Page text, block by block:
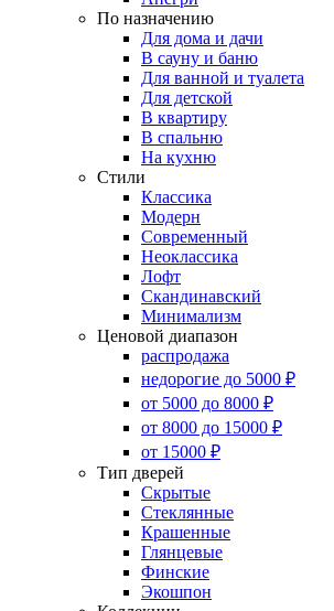
По назначению
Для дома и дачи
В сауну и баню
Для ванной и туалета
Для детской
В квартиру
В спальню
На кухню
Стили
Классика
Модерн
Современный
Неоклассика
Лофт
Скандинавский
Минимализм
Ценовой диапазон
распродажа
недорогие до 5000 ₽
от 5000 до 8000 ₽
от 8000 до 15000 ₽
от 15000 ₽
Тип дверей
Скрытые
Стеклянные
Крашенные
Глянцевые
Финские
Экошпон